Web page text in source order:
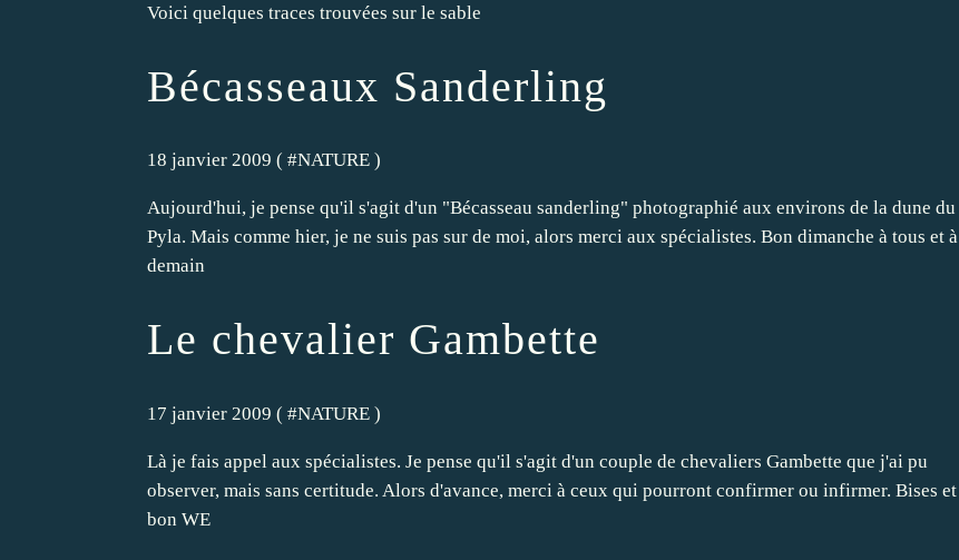
Voici quelques traces trouvées sur le sable
Bécasseaux Sanderling
18 janvier 2009 ( #NATURE )
Aujourd'hui, je pense qu'il s'agit d'un "Bécasseau sanderling" photographié aux environs de la dune du
Pyla. Mais comme hier, je ne suis pas sur de moi, alors merci aux spécialistes. Bon dimanche à tous et à
demain
Le chevalier Gambette
17 janvier 2009 ( #NATURE )
Là je fais appel aux spécialistes. Je pense qu'il s'agit d'un couple de chevaliers Gambette que j'ai pu
observer, mais sans certitude. Alors d'avance, merci à ceux qui pourront confirmer ou infirmer. Bises et
bon WE